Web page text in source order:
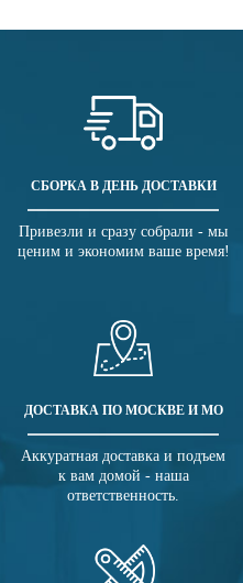
СБОРКА В ДЕНЬ ДОСТАВКИ
Привезли и сразу собрали - мы
ценим и экономим ваше время!
ДОСТАВКА ПО МОСКВЕ И МО
Аккуратная доставка и подъем
к вам домой - наша
ответственность.